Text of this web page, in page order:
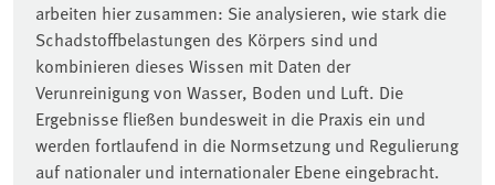
arbeiten hier zusammen: Sie analysieren, wie stark die
Schadstoffbelastungen des Körpers sind und
kombinieren dieses Wissen mit Daten der
Verunreinigung von Wasser, Boden und Luft. Die
Ergebnisse fließen bundesweit in die Praxis ein und
werden fortlaufend in die Normsetzung und Regulierung
auf nationaler und internationaler Ebene eingebracht.